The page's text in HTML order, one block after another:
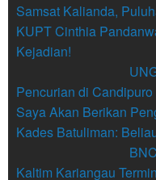
Samsat Kalianda,
KUPT Cinthia
Kejadian!
Pencurian di
Saya Akan Berikan
Kades Batuliman:
Kaltim Kariangau